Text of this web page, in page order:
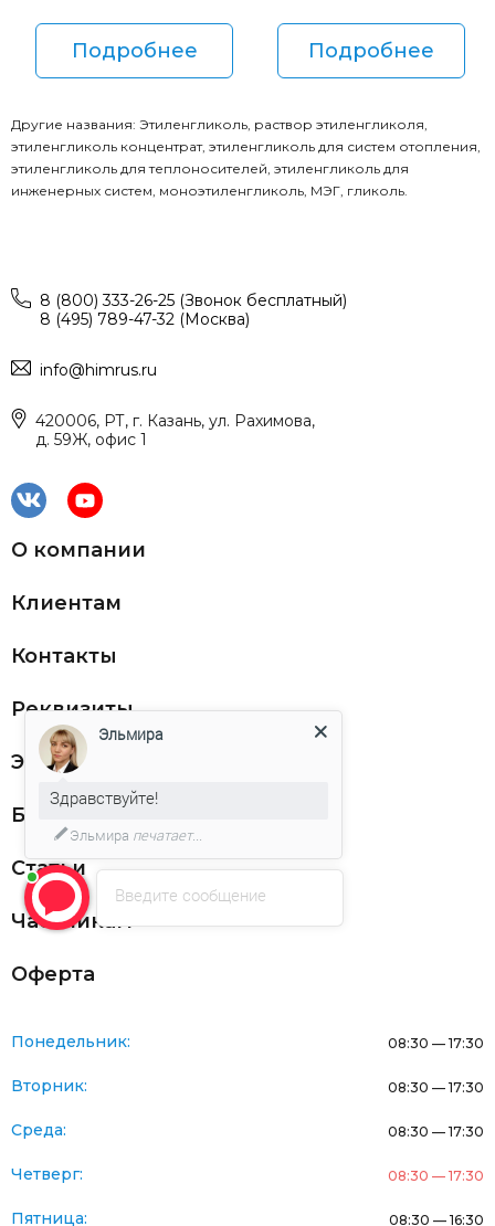
Подробнее Подробнее
Другие названия: Этиленгликоль, раствор этиленгликоля,
этиленгликоль концентрат, этиленгликоль для систем отопления,
этиленгликоль для теплоносителей, этиленгликоль для
инженерных систем, моноэтиленгликоль, МЭГ, гликоль.
8 (800) 333-26-25 (Звонок бесплатный)
8 (495) 789-47-32 (Москва)
info@himrus.ru
420006, РТ, г. Казань, ул. Рахимова,
д. 59Ж, офис 1
О компании
Клиентам
Контакты
Реквизиты
ЭДО
Благодарности
Статьи
Частникам
Оферта
Понедельник: 08:30 — 17:30
Вторник: 08:30 — 17:30
Среда: 08:30 — 17:30
Четверг: 08:30 — 17:30
Пятница: 08:30 — 16:30
Введите сообщение
Эльмира
Здравствуйте!
Эльмира печатает...